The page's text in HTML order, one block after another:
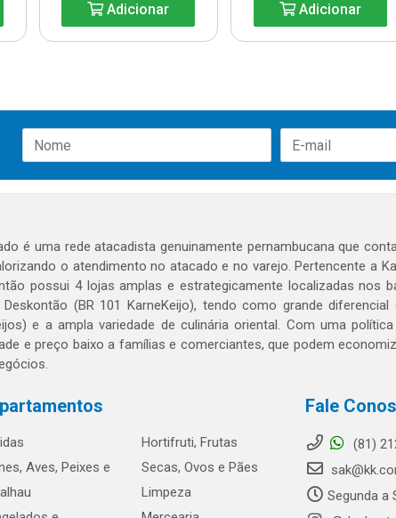
Adicionar Adicionar
é uma rede atacadista genuinamente pernambucana que
o atendimento no atacado e no varejo. Pertencente a
possui 4 lojas amplas e estrategicamente localizadas nos
(BR 101 KarneKeijo), tendo como grande
e a ampla variedade de culinária oriental. Com uma
e preço baixo a famílias e comerciantes, que podem
Aves, Peixes e
Hortifruti, Frutas
Secas, Ovos e Pães
Limpeza
Fale
(81)
Segunda a